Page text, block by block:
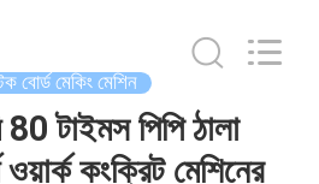
বোর্ড মেকিং মেশিন
টাইমস পিপি ঠালা
কংক্রিট মেশিনের